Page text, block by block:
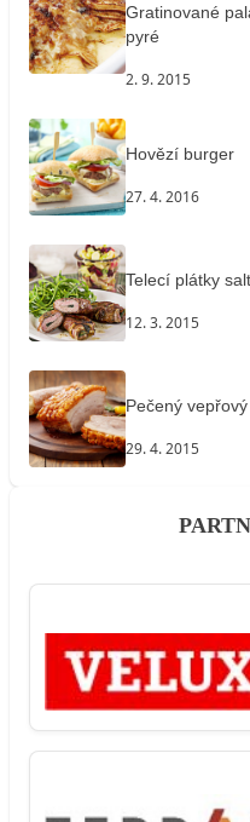
Gratinované
pyré
2. 9. 2015
Hovězí burger
27. 4. 2016
Telecí plátky
12. 3. 2015
Pečený
29. 4. 2015